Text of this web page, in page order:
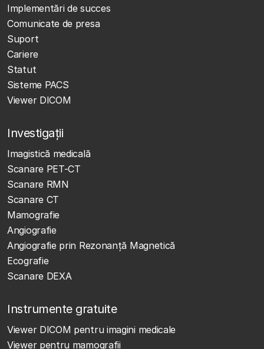
Implementări de succes
Comunicate de presa
Suport
Cariere
Statut
Sisteme PACS
Viewer DICOM
Investigații
Imagistică medicală
Scanare PET-CT
Scanare RMN
Scanare CT
Mamografie
Angiografie
Angiografie prin Rezonanță Magnetică
Ecografie
Scanare DEXA
Instrumente gratuite
Viewer DICOM pentru imagini medicale
Viewer pentru mamografii